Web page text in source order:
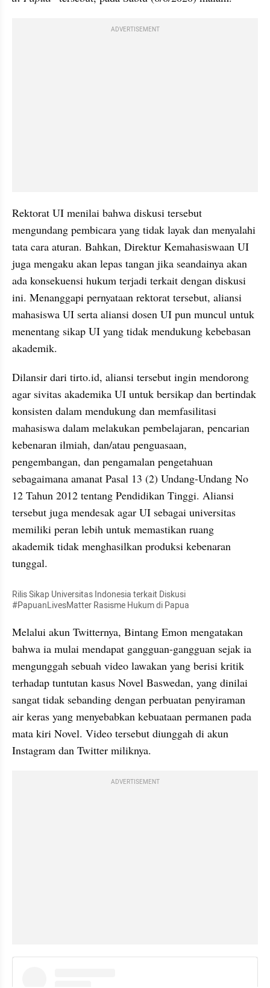
ADVERTISEMENT
Rektorat UI menilai bahwa diskusi tersebut
mengundang pembicara yang tidak layak dan menyalahi
tata cara aturan. Bahkan, Direktur Kemahasiswaan UI
juga mengaku akan lepas tangan jika seandainya akan
ada konsekuensi hukum terjadi terkait dengan diskusi
ini. Menanggapi pernyataan rektorat tersebut, aliansi
mahasiswa UI serta aliansi dosen UI pun muncul untuk
menentang sikap UI yang tidak mendukung kebebasan
akademik.
Dilansir dari tirto.id, aliansi tersebut ingin mendorong
agar sivitas akademika UI untuk bersikap dan bertindak
konsisten dalam mendukung dan memfasilitasi
mahasiswa dalam melakukan pembelajaran, pencarian
kebenaran ilmiah, dan/atau penguasaan,
pengembangan, dan pengamalan pengetahuan
sebagaimana amanat Pasal 13 (2) Undang-Undang No
12 Tahun 2012 tentang Pendidikan Tinggi. Aliansi
tersebut juga mendesak agar UI sebagai universitas
memiliki peran lebih untuk memastikan ruang
akademik tidak menghasilkan produksi kebenaran
tunggal.
Rilis Sikap Universitas Indonesia terkait Diskusi
#PapuanLivesMatter Rasisme Hukum di Papua
Melalui akun Twitternya, Bintang Emon mengatakan
bahwa ia mulai mendapat gangguan-gangguan sejak ia
mengunggah sebuah video lawakan yang berisi kritik
terhadap tuntutan kasus Novel Baswedan, yang dinilai
sangat tidak sebanding dengan perbuatan penyiraman
air keras yang menyebabkan kebuataan permanen pada
mata kiri Novel. Video tersebut diunggah di akun
Instagram dan Twitter miliknya.
ADVERTISEMENT